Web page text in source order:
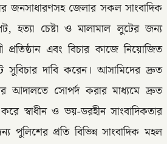
জনসাধারণসহ জেলার সকল সাংবাদিক
হত্যা চেষ্টা ও মালামাল লুটের জন্য
এবং বিচার কাজে নিয়োজিত
সুবিচার দাবি করেন। আসামিদের দ্রুত
আদালতে সোপর্দ করার মাধ্যমে দ্রুত
স্বাধীন ও ভয়-ডরহীন সাংবাদিকতার
পুলিশের প্রতি বিভিন্ন সাংবাদিক মহল